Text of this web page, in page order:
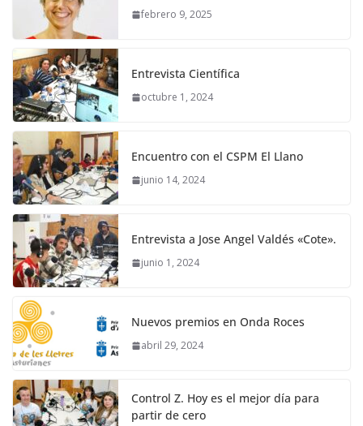
febrero 9, 2025
Entrevista Científica
octubre 1, 2024
Encuentro con el CSPM El Llano
junio 14, 2024
Entrevista a Jose Angel Valdés «Cote».
junio 1, 2024
Nuevos premios en Onda Roces
abril 29, 2024
Control Z. Hoy es el mejor día para
partir de cero